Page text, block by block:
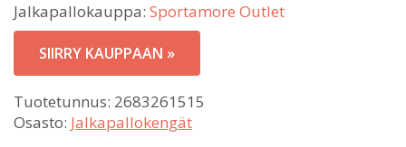
200,90 €.
hinta
on:
119,90 €.
Jalkapallokauppa: Sportamore Outlet
SIIRRY KAUPPAAN »
Tuotetunnus: 2683261515
Osasto: Jalkapallokengät